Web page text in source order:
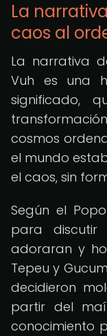
La
caos al
La narrativa
Vuh es una
significado,
cosmos
el mundo
el caos, sin
Según el
para
adoraran y
Tepeu y
decidieron
partir del
conocimiento